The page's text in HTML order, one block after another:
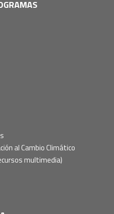
al Cambio Climático
multimedia)